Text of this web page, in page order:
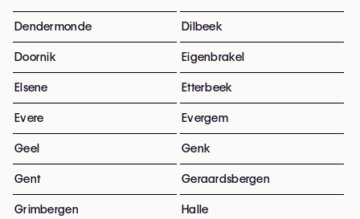
Dendermonde Dilbeek
Doornik Eigenbrakel
Elsene Etterbeek
Evere Evergem
Geel Genk
Gent Geraardsbergen
Grimbergen Halle